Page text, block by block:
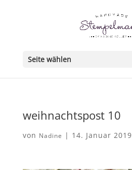
Seite wählen
weihnachtspost 10
von Nadine | 14. Januar 2019